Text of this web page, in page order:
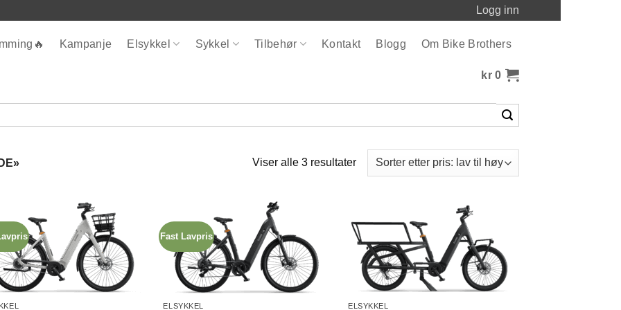
Logg inn
Kampanje Elsykkel Sykkel Tilbehør Kontakt Blogg Om Bike Brothers
kr 0
Viser alle 3 resultaterSortert
etter
til
høy
Fast Lavpris
ELSYKKEL ELSYKKEL